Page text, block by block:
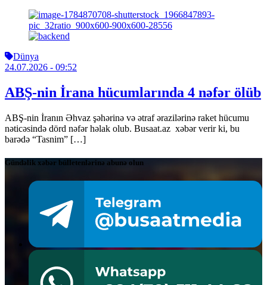
Dünya
24.07.2026 - 09:52
ABŞ-nin İrana hücumlarında 4 nəfər ölüb
ABŞ-nin İranın Əhvaz şəhərinə və ətraf ərazilərinə raket hücumu
nəticəsində dörd nəfər həlak olub. Busaat.az xəbər verir ki, bu
barədə “Tasnim” […]
Gündəlik xəbər bülletenlərinə abunə olun